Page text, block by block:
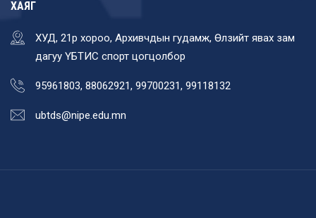
ХАЯГ
ХУД, 21р хороо, Архивчдын гудамж, Өлзийт явах зам
дагуу ҮБТИС спорт цогцолбор
95961803, 88062921, 99700231, 99118132
ubtds@nipe.edu.mn